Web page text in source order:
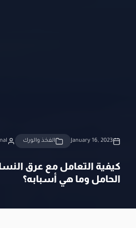
January 16, 2023 الفخذ والورك
كيفية التعامل مع عرق النسا
الحامل وما هي أسبابه؟